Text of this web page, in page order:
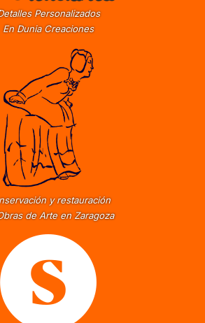
Personalizados
En Dunia Creaciones
y restauración
de Arte en Zaragoza